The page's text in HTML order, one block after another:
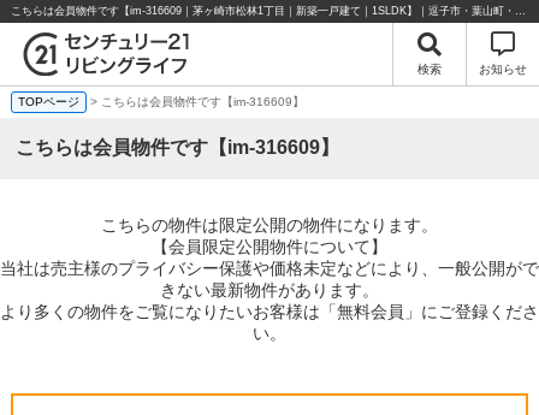
こちらは会員物件です【im-316609｜茅ヶ崎市松林1丁目｜新築一戸建て｜1SLDK】｜逗子市・葉山町・湘南エリアの不動産のことならセンチュリー21リビングライフにお任せください！
検索 お知らせ
TOPページ > こちらは会員物件です【im-316609】
こちらは会員物件です【im-316609】
こちらの物件は限定公開の物件になります。
【会員限定公開物件について】
当社は売主様のプライバシー保護や価格未定などにより、一般公開がで
きない最新物件があります。
より多くの物件をご覧になりたいお客様は「無料会員」にご登録くださ
い。